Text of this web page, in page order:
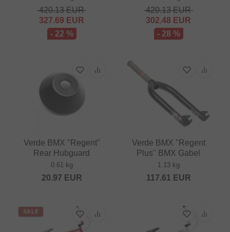
420.13EUR
327.69 EUR
- 22 %
420.13EUR
302.48 EUR
- 28 %
Verde BMX "Regent"
Rear Hubguard
0.61 kg
20.97 EUR
Verde BMX "Regent
Plus" BMX Gabel
1.13 kg
117.61 EUR
SALE